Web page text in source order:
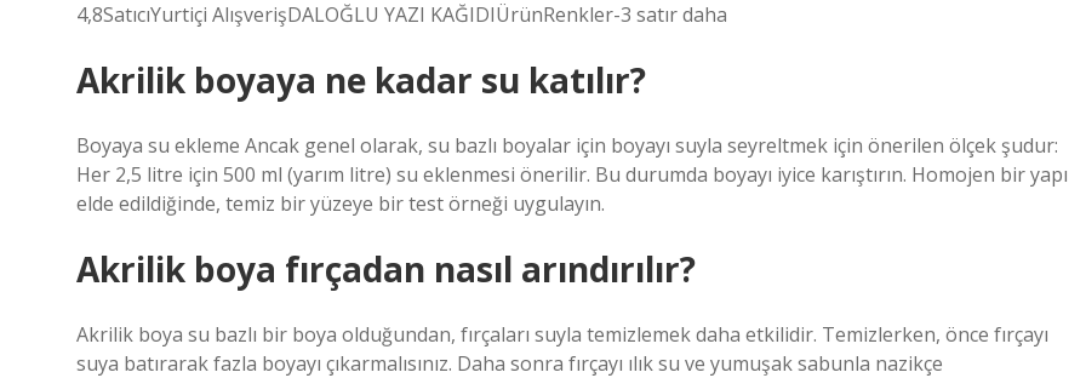
4,8SatıcıYurtiçi AlışverişDALOĞLU YAZI KAĞIDIÜrünRenkler-3 satır daha
Akrilik boyaya ne kadar su katılır?
Boyaya su ekleme Ancak genel olarak, su bazlı boyalar için boyayı suyla seyreltmek için önerilen ölçek şudur:
Her 2,5 litre için 500 ml (yarım litre) su eklenmesi önerilir. Bu durumda boyayı iyice karıştırın. Homojen bir yapı
elde edildiğinde, temiz bir yüzeye bir test örneği uygulayın.
Akrilik boya fırçadan nasıl arındırılır?
Akrilik boya su bazlı bir boya olduğundan, fırçaları suyla temizlemek daha etkilidir. Temizlerken, önce fırçayı
suya batırarak fazla boyayı çıkarmalısınız. Daha sonra fırçayı ılık su ve yumuşak sabunla nazikçe